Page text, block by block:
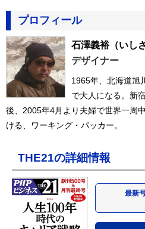
プロフィール
石澤義裕（いし
デザイナー
1965年、北海道旭
で大人になる。新
後、2005年4月より夫婦で世界一周
ける、ワーキング・パッカー。
THE21の詳細情報
最新